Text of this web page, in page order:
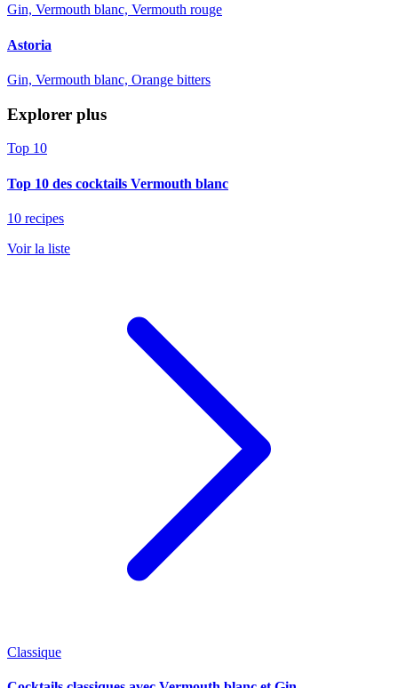
Gin, Vermouth blanc, Vermouth rouge
Astoria
Gin, Vermouth blanc, Orange bitters
Explorer plus
Top 10
Top 10 des cocktails Vermouth blanc
10 recipes
Voir la liste
Classique